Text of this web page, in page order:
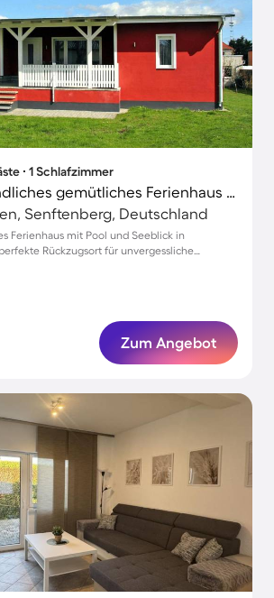
∙ 1 Schlafzimmer
Familienfreundliches gemütliches Ferienhaus mit Terrasse, Pool und Garten | Seeblick
Senftenberg, Deutschland
Ferienhaus mit Pool und Seeblick in
Rückzugsort für unvergessliche
Zum Angebot